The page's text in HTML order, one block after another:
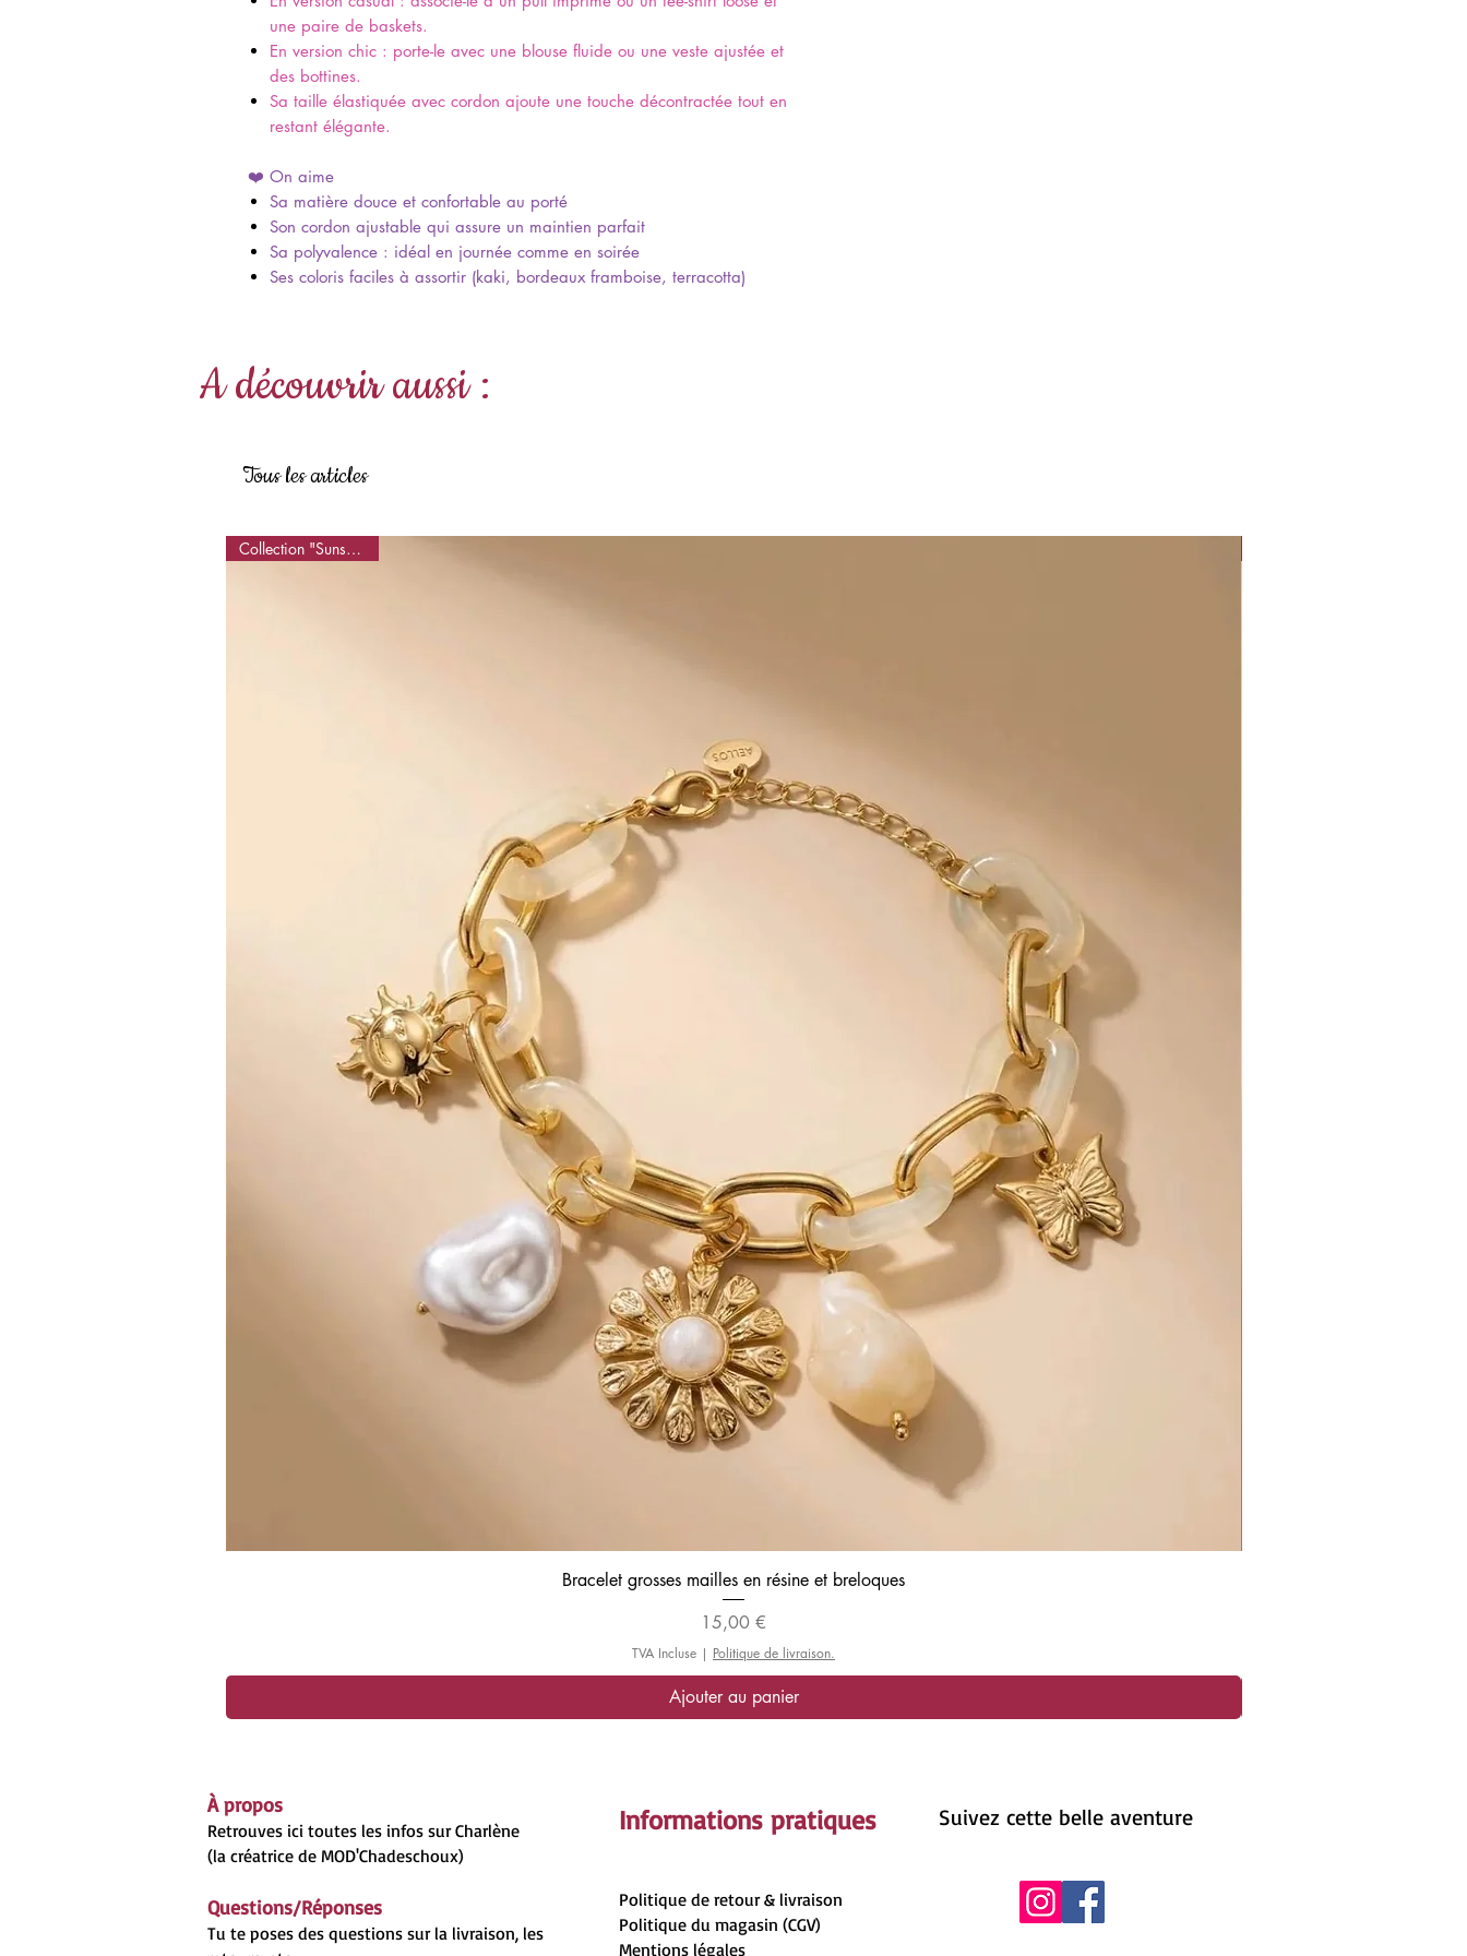
une paire de baskets.
En version chic : porte-le avec une blouse fluide ou une veste ajustée et
des bottines.
Sa taille élastiquée avec cordon ajoute une touche décontractée tout en
restant élégante.
❤️ On aime
Sa matière douce et confortable au porté
Son cordon ajustable qui assure un maintien parfait
Sa polyvalence : idéal en journée comme en soirée
Ses coloris faciles à assortir (kaki, bordeaux framboise, terracotta)
A découvrir aussi :
Tous les articles
Aperçu rapide
Collection "Sunset Glow"
Bracelet grosses mailles en résine et breloques
Prix
15,00 €
TVA Incluse | Politique de livraison.
Ajouter au panier
À propos
Retrouves ici toutes les infos sur Charlène
(la créatrice de MOD'Chadeschoux)
Questions/Réponses
Tu te poses des questions sur la livraison, les
Informations pratiques
Politique de retour & livraison
Politique du magasin (CGV)
Mentions légales
Suivez cette belle aventure